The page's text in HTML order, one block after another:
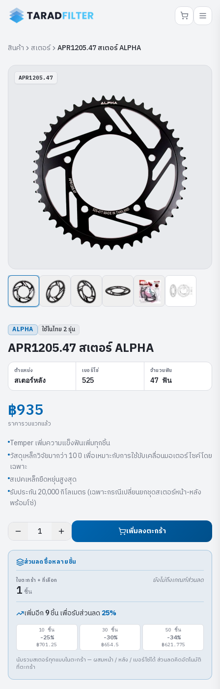
สินค้า สเตอร์ APR1205.47 สเตอร์ ALPHA
APR1205.47
ALPHA ใช้ในไทย 2รุ่น
APR1205.47 สเตอร์ ALPHA
ตำแหน่ง
สเตอร์หลัง
เบอร์โซ่
525
จำนวนฟัน
47 ฟัน
฿935
ราคารวมแวทแล้ว
Temper เพิ่มความแข็งฟันเพิ่มทุกชิ้น
วัสดุเหล็กวิจัยมากว่า 10 ปี เพื่อเหมาะกับการใช้ขับเคลื่อนมอเตอร์ไซค์โดย
เฉพาะ
สเปคเหล็กยืดหยุ่นสูงสุด
รับประกัน 20,000 กิโลเมตร (เฉพาะกรณีเปลี่ยนยกชุดสเตอร์หน้า-หลัง
พร้อมโซ่)
1 เพิ่มลงตะกร้า
ส่วนลดซื้อหลายชิ้น
ในตะกร้า + ที่เลือก
1 ชิ้น
ยังไม่ถึงเกณฑ์ส่วนลด
เพิ่มอีก 9ชิ้น เพื่อรับส่วนลด 25%
10 ชิ้น
-25%
฿701.25
30 ชิ้น
-30%
฿654.5
50 ชิ้น
-34%
฿621.775
นับรวมสเตอร์ทุกแบบในตะกร้า — ผสมหน้า / หลัง / เบอร์โซ่ได้ ส่วนลดคิดอัตโนมัติ
ที่ตะกร้า